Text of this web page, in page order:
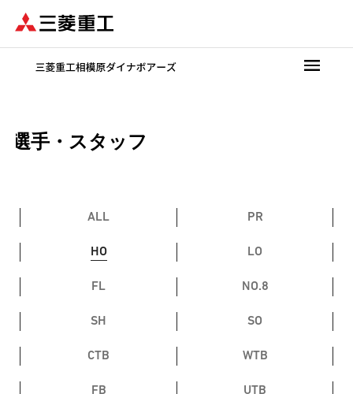
ン
選手・スタッフ
ALL PR
HO LO
FL NO.8
SH SO
CTB WTB
FB UTB